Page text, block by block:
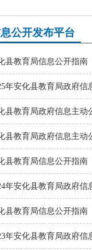
公开发布平台
县教育局信息公开指南
年安化县教育局政府信
县教育局政府信息主动
县教育局政府信息主动
县教育局信息公开指南
年安化县教育局政府信
县教育局信息公开指南
年安化县教育局政府信